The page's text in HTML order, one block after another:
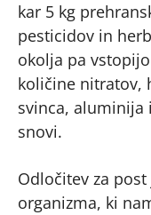
kar 5 kg
pesticidov in
okolja pa
količine nitratov,
svinca,
snovi.
Odločitev za
organizma, ki